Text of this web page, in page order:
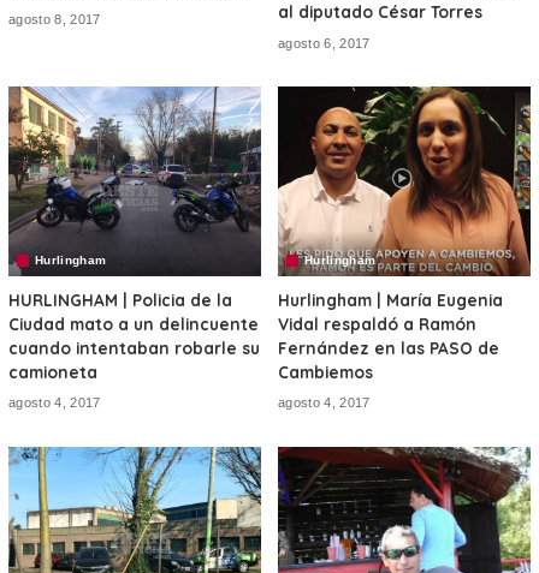
agosto 8, 2017
al diputado César Torres
agosto 6, 2017
Hurlingham
HURLINGHAM | Policia de la
Ciudad mato a un delincuente
cuando intentaban robarle su
camioneta
agosto 4, 2017
Hurlingham
Hurlingham | María Eugenia
Vidal respaldó a Ramón
Fernández en las PASO de
Cambiemos
agosto 4, 2017